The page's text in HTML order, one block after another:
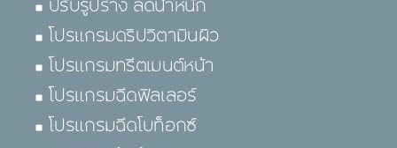
ปรับรูปร่าง ลดน้ำหนัก
โปรแกรมดริปวิตามินผิว
โปรแกรมทรีตเมนต์หน้า
โปรแกรมฉีดฟิลเลอร์
โปรแกรมฉีดโบท็อกซ์